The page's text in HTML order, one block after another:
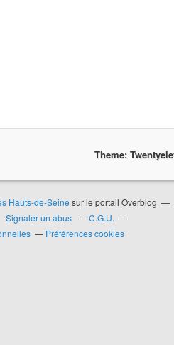
Theme:
Hauts-de-Seine sur le portail Overblog
Signaler un abus
C.G.U.
Préférences cookies